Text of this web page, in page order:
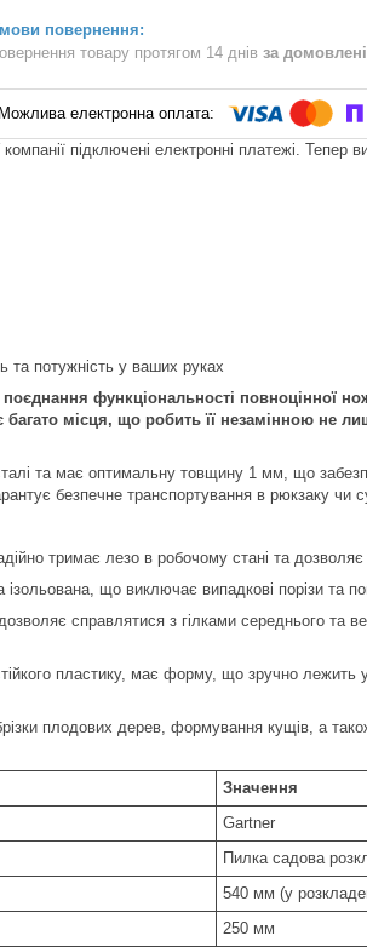
товару протягом 14 днів за
компанії підключені електронні платежі.
потужність у ваших руках
функціональності повноцінної
місця, що робить її незамінною не
та має оптимальну товщину 1 мм, що
безпечне транспортування в рюкзаку чи
тримає лезо в робочому стані та
ізольована, що виключає випадкові порізи та
справлятися з гілками середнього та
пластику, має форму, що зручно лежить
плодових дерев, формування кущів, а
Значення
Gartner
Пилка садова
540 мм (у
250 мм